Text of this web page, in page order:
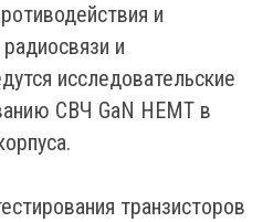
и
и
исследовательские
СВЧ GaN HEMT в
транзисторов